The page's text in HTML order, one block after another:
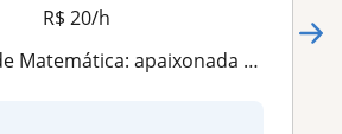
R$ 20/h
apaixonada pelo ensino